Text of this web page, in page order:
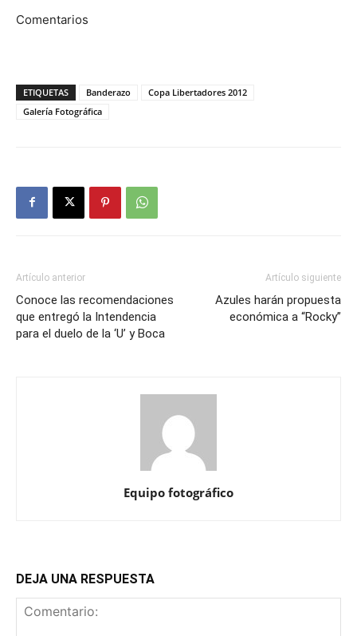
Comentarios
ETIQUETAS Banderazo
Copa Libertadores 2012
Galería Fotográfica
Artículo anterior
Conoce las recomendaciones
que entregó la Intendencia
para el duelo de la ‘U’ y Boca
Artículo siguiente
Azules harán propuesta
económica a “Rocky”
Equipo fotográfico
DEJA UNA RESPUESTA